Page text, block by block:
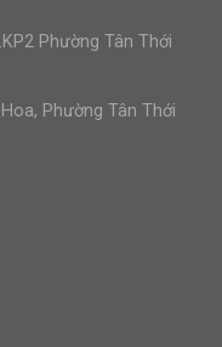
Phường Tân Thới
Phường Tân Thới